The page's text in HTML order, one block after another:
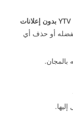
مشغل YTV Player Yacine بدون إعلانات
أو حذف أي
بالمجان.